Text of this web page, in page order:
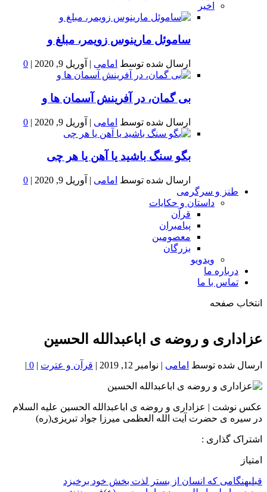
اخیر
ساموئل مارینوس زویمر، مبلغ و
ارسال شده توسط امامی | آوریل 9, 2020 |
0
بى گمان، در آفرينش آسمان ها و
ارسال شده توسط امامی | آوریل 9, 2020 |
0
بگو سنگ باشید یا آهن یا هر چی
ارسال شده توسط امامی | آوریل 9, 2020 |
0
طنز و سرگرمی
داستان و حکایات
قرآن
پیامبران
معصومین
بزرگان
ویدویو
درباره ما
تماس با ما
انتخاب صفحه
خون
شمال
عزاداری و روضه ی اباعبدالله الحسین
ارسال شده توسط امامی | نوامبر 12, 2019 | قرآن و عترت |
0
|
عکس نوشت | عزاداری و روضه ی اباعبدالله الحسین علیه السلام
در سیره ی حضرت آیت الله العظمی میرزا جواد تبریزی(ره)
اشتراک گذاری :
امتیاز
قبلیهنگامی که انسان از بستر لذت بخش خود برخیزد